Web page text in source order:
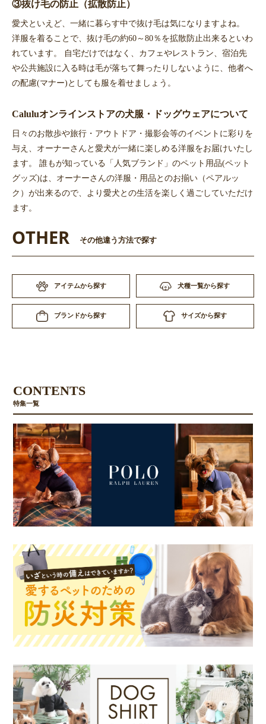
お買い物を続ける
③抜け毛の防止（拡散防止）
愛犬といえど、一緒に暮らす中で抜け毛は気になりますよね。
洋服を着ることで、抜け毛の約60～80％を拡散防止出来るといわ
れています。 自宅だけではなく、カフェやレストラン、宿泊先
や公共施設に入る時は毛が落ちて舞ったりしないように、他者へ
の配慮(マナー)としても服を着せましょう。
Caluluオンラインストアの犬服・ドッグウェアについて
日々のお散歩や旅行・アウトドア・撮影会等のイベントに彩りを
与え、オーナーさんと愛犬が一緒に楽しめる洋服をお届けいたし
ます。 誰もが知っている「人気ブランド」のペット用品(ペット
グッズ)は、オーナーさんの洋服・用品とのお揃い（ペアルッ
ク）が出来るので、より愛犬との生活を楽しく過ごしていただけ
ます。
OTHER その他違う方法で探す
アイテムから探す 犬種一覧から探す
ブランドから探す サイズから探す
CONTENTS
特集一覧